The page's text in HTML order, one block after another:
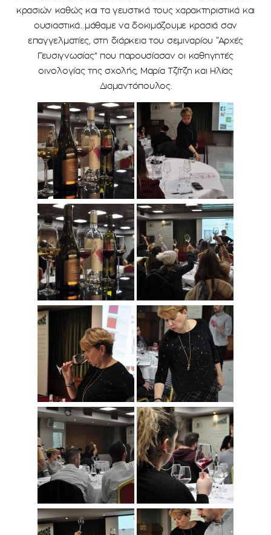
κρασιών καθώς και τα γευστικά τους χαρακτηριστικά και
ουσιαστικά…μάθαμε να δοκιμάζουμε κρασιά σαν
επαγγελματίες, στη διάρκεια του σεμιναρίου “Αρχές
Γευσιγνωσίας” που παρουσίασαν οι καθηγητές
οινολογίας της σχολής, Μαρία Τζίτζη και Ηλίας
Διαμαντόπουλος.